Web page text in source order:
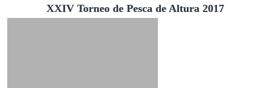
XXIV Torneo de Pesca de Altura 2017